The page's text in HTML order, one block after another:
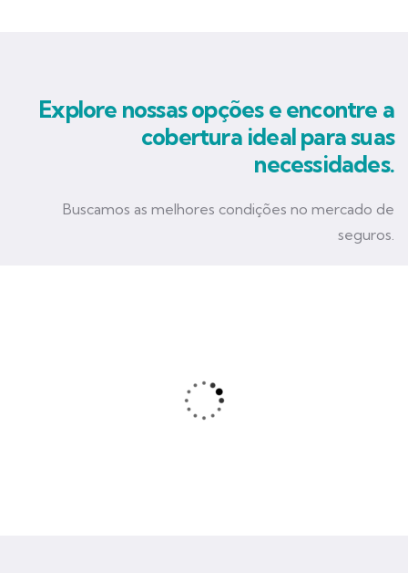
Explore nossas opções e encontre a
cobertura ideal para suas
necessidades.
Buscamos as melhores condições no mercado de
seguros.